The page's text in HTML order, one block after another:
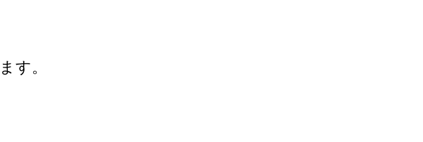
す。